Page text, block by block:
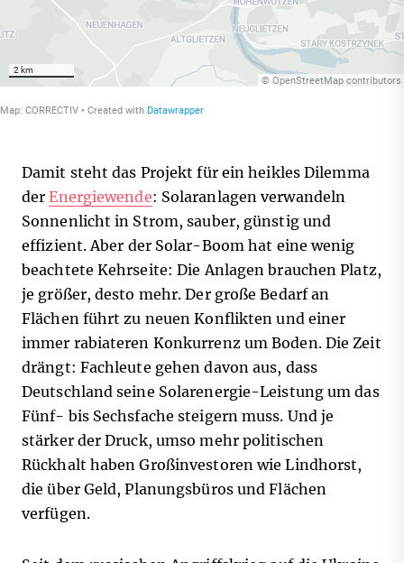
Damit steht das Projekt für ein heikles Dilemma
derEnergiewende: Solaranlagen verwandeln
Sonnenlicht in Strom, sauber, günstig und
effizient.Aber der Solar-Boom hat eine wenig
beachtete Kehrseite:Die Anlagen brauchen Platz,
je größer, desto mehr.Der große Bedarf an
Flächen führt zu neuen Konflikten und einer
immer rabiateren Konkurrenz um Boden. Die Zeit
drängt: Fachleute gehen davon aus, dass
Deutschland seine Solarenergie-Leistung um das
Fünf- bis Sechsfache steigern muss. Undje
stärker der Druck, umso mehr politischen
Rückhalt haben Großinvestoren wie Lindhorst,
die über Geld, Planungsbüros und Flächen
verfügen.